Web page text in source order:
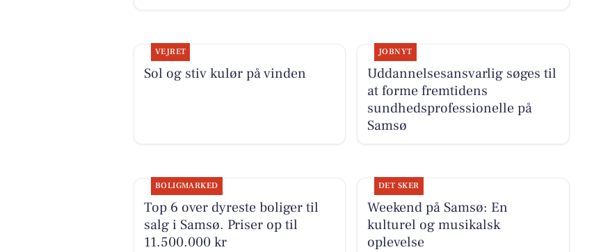
VEJRET
Sol og stiv kulør på vinden
JOBNYT
Uddannelsesansvarlig søges til
at forme fremtidens
sundhedsprofessionelle på
Samsø
BOLIGMARKED
Top 6 over dyreste boliger til
salg i Samsø. Priser op til
11.500.000 kr
DET SKER
Weekend på Samsø: En
kulturel og musikalsk
oplevelse